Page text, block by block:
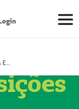
Prestador Decordis Exames Cardiológicos LTDA (51004347-4)